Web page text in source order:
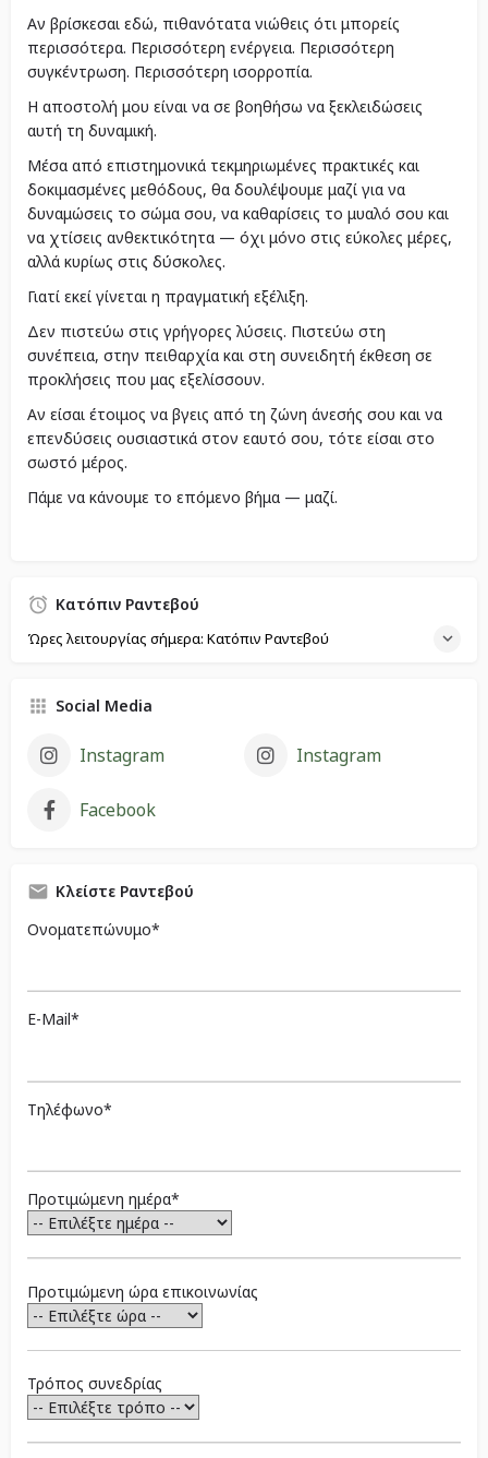
Αν βρίσκεσαι εδώ, πιθανότατα νιώθεις ότι μπορείς
περισσότερα. Περισσότερη ενέργεια. Περισσότερη
συγκέντρωση. Περισσότερη ισορροπία.
Η αποστολή μου είναι να σε βοηθήσω να ξεκλειδώσεις
αυτή τη δυναμική.
Μέσα από επιστημονικά τεκμηριωμένες πρακτικές και
δοκιμασμένες μεθόδους, θα δουλέψουμε μαζί για να
δυναμώσεις το σώμα σου, να καθαρίσεις το μυαλό σου και
να χτίσεις ανθεκτικότητα — όχι μόνο στις εύκολες μέρες,
αλλά κυρίως στις δύσκολες.
Γιατί εκεί γίνεται η πραγματική εξέλιξη.
Δεν πιστεύω στις γρήγορες λύσεις. Πιστεύω στη
συνέπεια, στην πειθαρχία και στη συνειδητή έκθεση σε
προκλήσεις που μας εξελίσσουν.
Αν είσαι έτοιμος να βγεις από τη ζώνη άνεσής σου και να
επενδύσεις ουσιαστικά στον εαυτό σου, τότε είσαι στο
σωστό μέρος.
Πάμε να κάνουμε το επόμενο βήμα — μαζί.
Κατόπιν Ραντεβού
Ώρες λειτουργίας σήμερα: Κατόπιν Ραντεβού
Social Media
Instagram Instagram
Facebook
Κλείστε Ραντεβού
Ονοματεπώνυμο*
E-Mail*
Τηλέφωνο*
Προτιμώμενη ημέρα*
Προτιμώμενη ώρα επικοινωνίας
Τρόπος συνεδρίας